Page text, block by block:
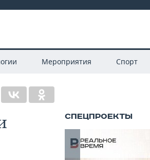
Мероприятия Спорт